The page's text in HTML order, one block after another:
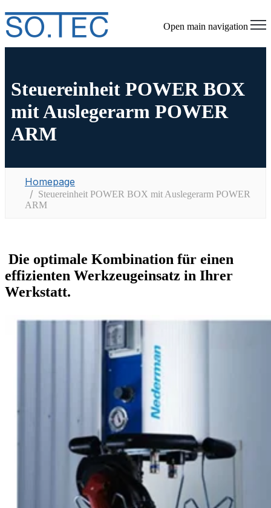
Open main navigation
Steuereinheit POWER BOX
mit Auslegerarm POWER
ARM
Homepage
Steuereinheit POWER BOX mit Auslegerarm POWER
ARM
Die optimale Kombination für einen
effizienten Werkzeugeinsatz in Ihrer
Werkstatt.